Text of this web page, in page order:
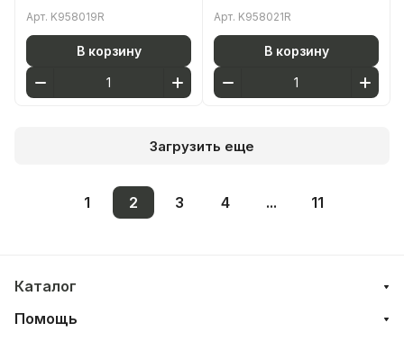
Арт. K958019R
В корзину
Арт. K958021R
В корзину
Загрузить еще
1 2 3 4 ... 11
Каталог
Помощь